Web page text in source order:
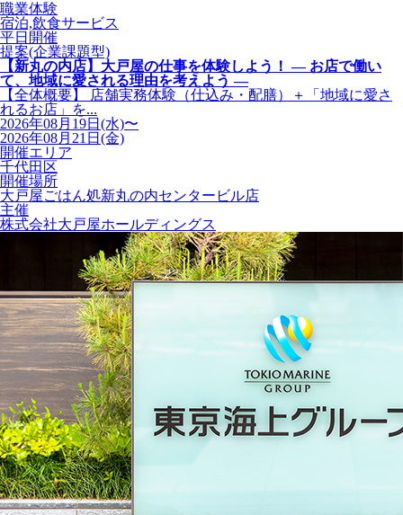
職業体験
宿泊,飲食サービス
平日開催
提案(企業課題型)
【新丸の内店】大戸屋の仕事を体験しよう！ ― お店で働い
て、地域に愛される理由を考えよう ―
【全体概要】 店舗実務体験（仕込み・配膳）＋「地域に愛さ
れるお店」を...
2026年08月19日(水)〜
2026年08月21日(金)
開催エリア
千代田区
開催場所
大戸屋ごはん処新丸の内センタービル店
主催
株式会社大戸屋ホールディングス